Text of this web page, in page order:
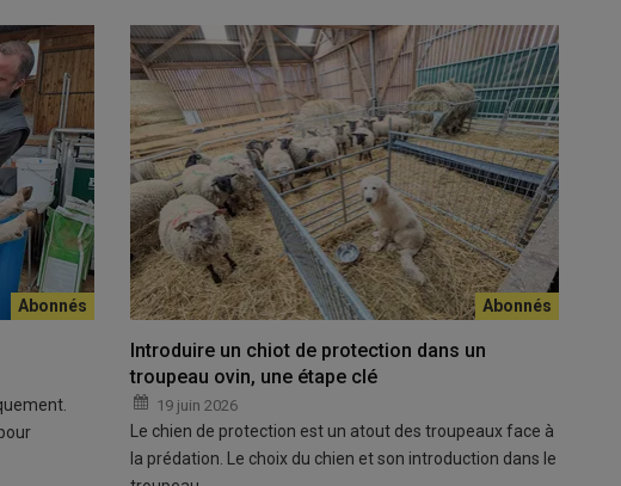
d'ingéniosité pour mettre à l'honneur le lait de brebis.
Atlantiques
bassin de production de lait de brebisen France», rappelle
«
Question de Chef» destinée au grand public. Son objectif :
public large, avec pour mission «d’encadrer, d’accompagner et de
main avec les éleveurs.
Introduire un chiot de protection dans un
troupeau ovin, une étape clé
19 juin 2026
Le chien de protection est un atout des troupeaux face à
la prédation. Le choix du chien et son introduction dans le